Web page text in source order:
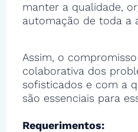
manter a qualidade,
automação de toda a
Assim, o
colaborativa dos
sofisticados e com a
são essenciais para
Requerimentos: